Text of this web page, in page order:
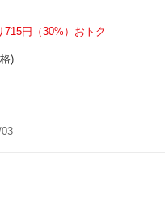
715円（30%）おトク
)